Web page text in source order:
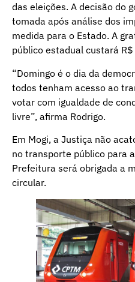
das eleições. A decisão do
tomada após análise dos
medida para o Estado. A
público estadual custará
“Domingo é o dia da
todos tenham acesso ao
votar com igualdade de
livre”, afirma Rodrigo.
Em Mogi, a Justiça não
no transporte público para
Prefeitura será obrigada a
circular.